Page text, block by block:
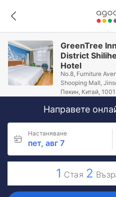
GreenTree
District
Hotel
No.8, Furniture
Shooping Mall,
Пекин, Китай,
Направете
Настаняване
пет, авг 7
1 Стая 2